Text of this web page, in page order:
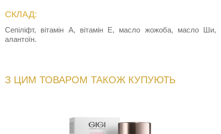
СКЛАД:
Сепіліфт, вітамін А, вітамін Е, масло жожоба, масло Ши,
алантоїн.
З ЦИМ ТОВАРОМ ТАКОЖ КУПУЮТЬ